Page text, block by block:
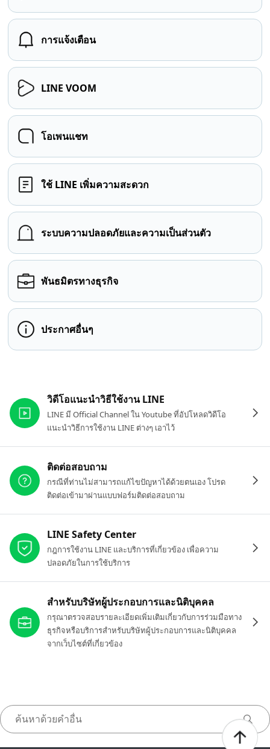
การแจ้งเตือน
LINE VOOM
โอเพนแชท
ใช้ LINE เพิ่มความสะดวก
ระบบความปลอดภัยและความเป็นส่วนตัว
พันธมิตรทางธุรกิจ
ประกาศอื่นๆ
วิดีโอแนะนำวิธีใช้งาน LINE
LINE มี Official Channel ใน Youtube ที่อัปโหลดวิดีโอ
แนะนำวิธีการใช้งาน LINE ต่างๆ เอาไว้
ติดต่อสอบถาม
กรณีที่ท่านไม่สามารถแก้ไขปัญหาได้ด้วยตนเอง โปรด
ติดต่อเข้ามาผ่านแบบฟอร์มติดต่อสอบถาม
LINE Safety Center
กฎการใช้งาน LINE และบริการที่เกี่ยวข้อง เพื่อความ
ปลอดภัยในการใช้บริการ
สำหรับบริษัทผู้ประกอบการและนิติบุคคล
กรุณาตรวจสอบรายละเอียดเพิ่มเติมเกี่ยวกับการร่วมมือทาง
ธุรกิจหรือบริการสำหรับบริษัทผู้ประกอบการและนิติบุคคล
จากเว็บไซต์ที่เกี่ยวข้อง